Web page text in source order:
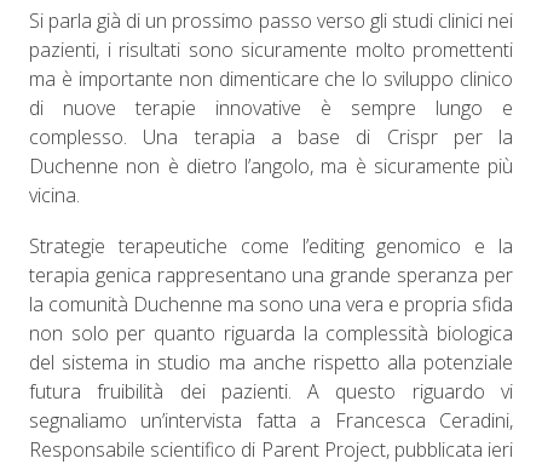
Si parla già di un prossimo passo verso gli studi clinici nei
pazienti, i risultati sono sicuramente molto promettenti
ma è importante non dimenticare che lo sviluppo clinico
di nuove terapie innovative è sempre lungo e
complesso. Una terapia a base di Crispr per la
Duchenne non è dietro l’angolo, ma è sicuramente più
vicina.
Strategie terapeutiche come l’editing genomico e la
terapia genica rappresentano una grande speranza per
la comunità Duchenne ma sono una vera e propria sfida
non solo per quanto riguarda la complessità biologica
del sistema in studio ma anche rispetto alla potenziale
futura fruibilità dei pazienti. A questo riguardo vi
segnaliamo un’intervista fatta a Francesca Ceradini,
Responsabile scientifico di Parent Project, pubblicata ieri